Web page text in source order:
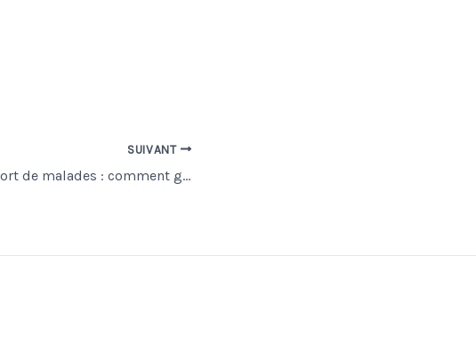
SUIVANT
Transport de malades : comment garantir sécurité et confort pour les patients ?